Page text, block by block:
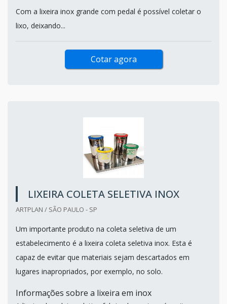
Com a lixeira inox grande com pedal é possível coletar o
lixo, deixando...
Cotar agora
LIXEIRA COLETA SELETIVA INOX
ARTPLAN / SÃO PAULO - SP
Um importante produto na coleta seletiva de um
estabelecimento é a lixeira coleta seletiva inox. Esta é
capaz de evitar que materiais sejam descartados em
lugares inapropriados, por exemplo, no solo.
Informações sobre a lixeira em inox